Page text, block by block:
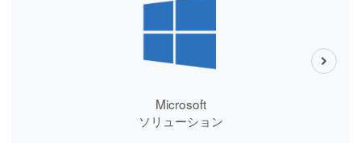
Microsoft
ソリューション